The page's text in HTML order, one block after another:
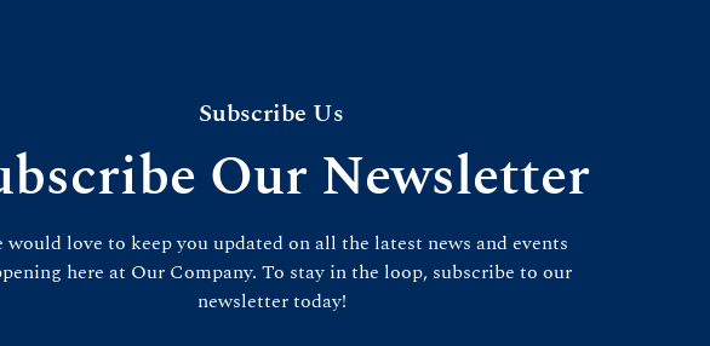
Subscribe Us
Our Newsletter
would love to keep you updated on all the latest news and events
here at Our Company. To stay in the loop, subscribe to our
newsletter today!